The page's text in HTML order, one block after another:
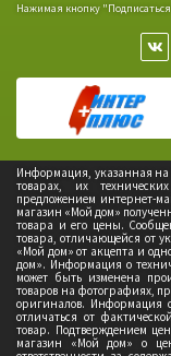
Нажимая кнопку
Информация, указанная
товарах, их
предложением интернет-
магазин «Мой дом»
товара и его цены.
товара, отличающейся от
«Мой дом» от акцепта и
дом». Информация о
может быть изменена
товаров на фотографиях,
оригиналов. Информация
отличаться от
товар. Подтверждением
магазин «Мой дом» о